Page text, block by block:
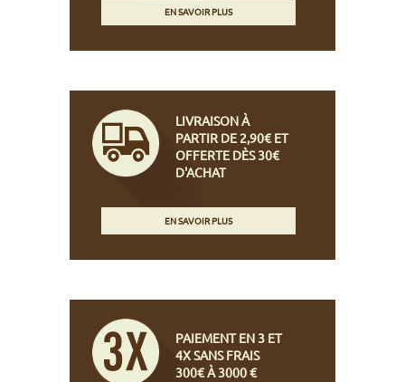
EN SAVOIR PLUS
LIVRAISON À
PARTIR DE 2,90€ ET
OFFERTE DÈS 30€
D'ACHAT
EN SAVOIR PLUS
PAIEMENT EN 3 ET
4X SANS FRAIS
300€ À 3000 €